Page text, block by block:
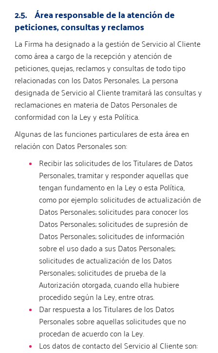
2.5. Área responsable de la atención de
peticiones, consultas y reclamos
La Firma ha designado a la gestión de Servicio al Cliente
como área a cargo de la recepción y atención de
peticiones, quejas, reclamos y consultas de todo tipo
relacionadas con los Datos Personales. La persona
designada de Servicio al Cliente tramitará las consultas y
reclamaciones en materia de Datos Personales de
conformidad con la Ley y esta Política.
Algunas de las funciones particulares de esta área en
relación con Datos Personales son:
Recibir las solicitudes de los Titulares de Datos
Personales, tramitar y responder aquellas que
tengan fundamento en la Ley o esta Política,
como por ejemplo: solicitudes de actualización de
Datos Personales; solicitudes para conocer los
Datos Personales; solicitudes de supresión de
Datos Personales; solicitudes de información
sobre el uso dado a sus Datos Personales;
solicitudes de actualización de los Datos
Personales; solicitudes de prueba de la
Autorización otorgada, cuando ella hubiere
procedido según la Ley, entre otras.
Dar respuesta a los Titulares de los Datos
Personales sobre aquellas solicitudes que no
procedan de acuerdo con la Ley.
Los datos de contacto del Servicio al Cliente son: